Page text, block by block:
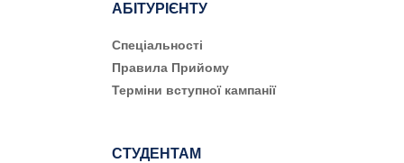
АБІТУРІЄНТУ
Cпеціальності
Правила Прийому
Терміни вступної кампанії
СТУДЕНТАМ